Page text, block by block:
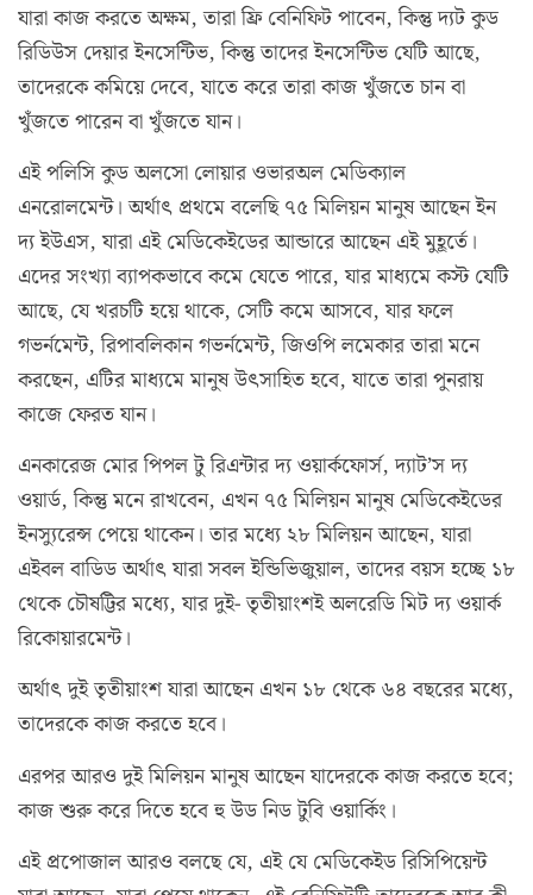
যারা কাজ করতে অক্ষম, তারা ফ্রি বেনিফিট পাবেন, কিন্তু দ্যট কুড
রিডিউস দেয়ার ইনসেন্টিভ, কিন্তু তাদের ইনসেন্টিভ যেটি আছে,
তাদেরকে কমিয়ে দেবে, যাতে করে তারা কাজ খুঁজতে চান বা
খুঁজতে পারেন বা খুঁজতে যান।
এই পলিসি কুড অলসো লোয়ার ওভারঅল মেডিক্যাল
এনরোলমেন্ট। অর্থাৎ প্রথমে বলেছি ৭৫ মিলিয়ন মানুষ আছেন ইন
দ্য ইউএস, যারা এই মেডিকেইডের আন্ডারে আছেন এই মুহূর্তে।
এদের সংখ্যা ব্যাপকভাবে কমে যেতে পারে, যার মাধ্যমে কস্ট যেটি
আছে, যে খরচটি হয়ে থাকে, সেটি কমে আসবে, যার ফলে
গভর্নমেন্ট, রিপাবলিকান গভর্নমেন্ট, জিওপি লমেকার তারা মনে
করছেন, এটির মাধ্যমে মানুষ উৎসাহিত হবে, যাতে তারা পুনরায়
কাজে ফেরত যান।
এনকারেজ মোর পিপল টু রিএন্টার দ্য ওয়ার্কফোর্স, দ্যাট’স দ্য
ওয়ার্ড, কিন্তু মনে রাখবেন, এখন ৭৫ মিলিয়ন মানুষ মেডিকেইডের
ইনস্যুরেন্স পেয়ে থাকেন। তার মধ্যে ২৮ মিলিয়ন আছেন, যারা
এইবল বাডিড অর্থাৎ যারা সবল ইন্ডিভিজুয়াল, তাদের বয়স হচ্ছে ১৮
থেকে চৌষট্টির মধ্যে, যার দুই- তৃতীয়াংশই অলরেডি মিট দ্য ওয়ার্ক
রিকোয়ারমেন্ট।
অর্থাৎ দুই তৃতীয়াংশ যারা আছেন এখন ১৮ থেকে ৬৪ বছরের মধ্যে,
তাদেরকে কাজ করতে হবে।
এরপর আরও দুই মিলিয়ন মানুষ আছেন যাদেরকে কাজ করতে হবে;
কাজ শুরু করে দিতে হবে হু উড নিড টুবি ওয়ার্কিং।
এই প্রপোজাল আরও বলছে যে, এই যে মেডিকেইড রিসিপিয়েন্ট